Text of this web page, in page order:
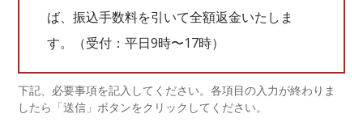
ば、振込手数料を引いて全額返金いたしま
す。（受付：平日9時〜17時）
下記、必要事項を記入してください。各項目の入力が終わりま
したら「送信」ボタンをクリックしてください。